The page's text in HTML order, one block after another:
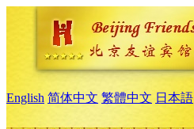
English 简体中文 繁體中文 日本語